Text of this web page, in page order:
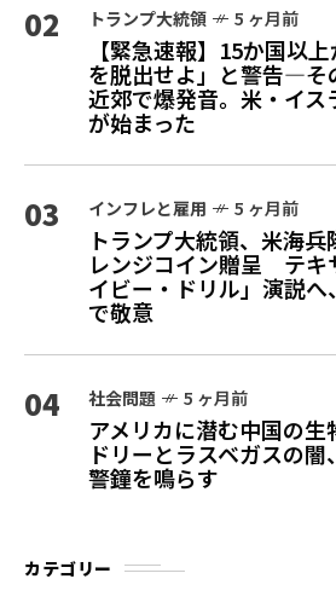
02 トランプ大統領 5 ヶ月前
【緊急速報】15か国以
を脱出せよ」と警告—そ
近郊で爆発音。米・イス
が始まった
03 インフレと雇用 5 ヶ月前
トランプ大統領、米海
レンジコイン贈呈 テキ
イビー・ドリル」演説
で敬意
04 社会問題 5 ヶ月前
アメリカに潜む中国の
ドリーとラスベガスの
警鐘を鳴らす
カテゴリー